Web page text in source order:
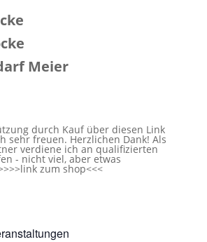
Meier
durch Kauf über diesen Link
sehr freuen. Herzlichen Dank! Als
verdiene ich an qualifizierten
- nicht viel, aber etwas
link zum shop<<<